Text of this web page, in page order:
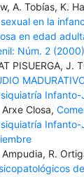
A. Tobías, K.
en la
en edad
Núm. 2
PISUERGA, J.
Closa,
R.